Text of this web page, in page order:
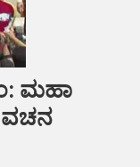
ಮಹಾ
ವಚನ